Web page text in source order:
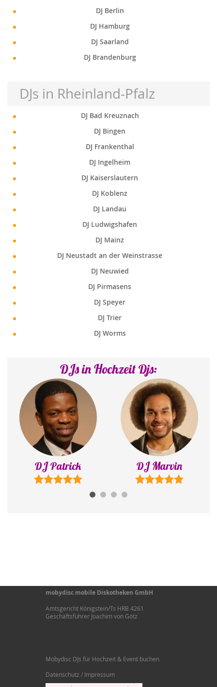
DJ Berlin
DJ Hamburg
DJ Saarland
DJ Brandenburg
DJs in Rheinland-Pfalz
DJ Bad Kreuznach
DJ Bingen
DJ Frankenthal
DJ Ingelheim
DJ Kaiserslautern
DJ Koblenz
DJ Landau
DJ Ludwigshafen
DJ Mainz
DJ Neustadt an der Weinstrasse
DJ Neuwied
DJ Pirmasens
DJ Speyer
DJ Trier
DJ Worms
DJs in Hochzeit Djs:
Patrick DJ Marvin
mobydisc mobile Diskotheken GmbH
Amtsgericht Königstein/Ts HRB 4261
Geschäftsführer Joachim von Götz
Mobydisc DJs für Hochzeit & Event buchen
Datenschutz / Impressum